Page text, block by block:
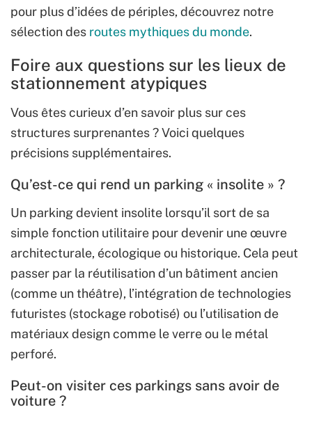
pour plus d’idées de périples, découvrez notre
sélection des routes mythiques du monde.
Foire aux questions sur les lieux de
stationnement atypiques
Vous êtes curieux d’en savoir plus sur ces
structures surprenantes ? Voici quelques
précisions supplémentaires.
Qu’est-ce qui rend un parking « insolite » ?
Un parking devient insolite lorsqu’il sort de sa
simple fonction utilitaire pour devenir une œuvre
architecturale, écologique ou historique. Cela peut
passer par la réutilisation d’un bâtiment ancien
(comme un théâtre), l’intégration de technologies
futuristes (stockage robotisé) ou l’utilisation de
matériaux design comme le verre ou le métal
perforé.
Peut-on visiter ces parkings sans avoir de
voiture ?